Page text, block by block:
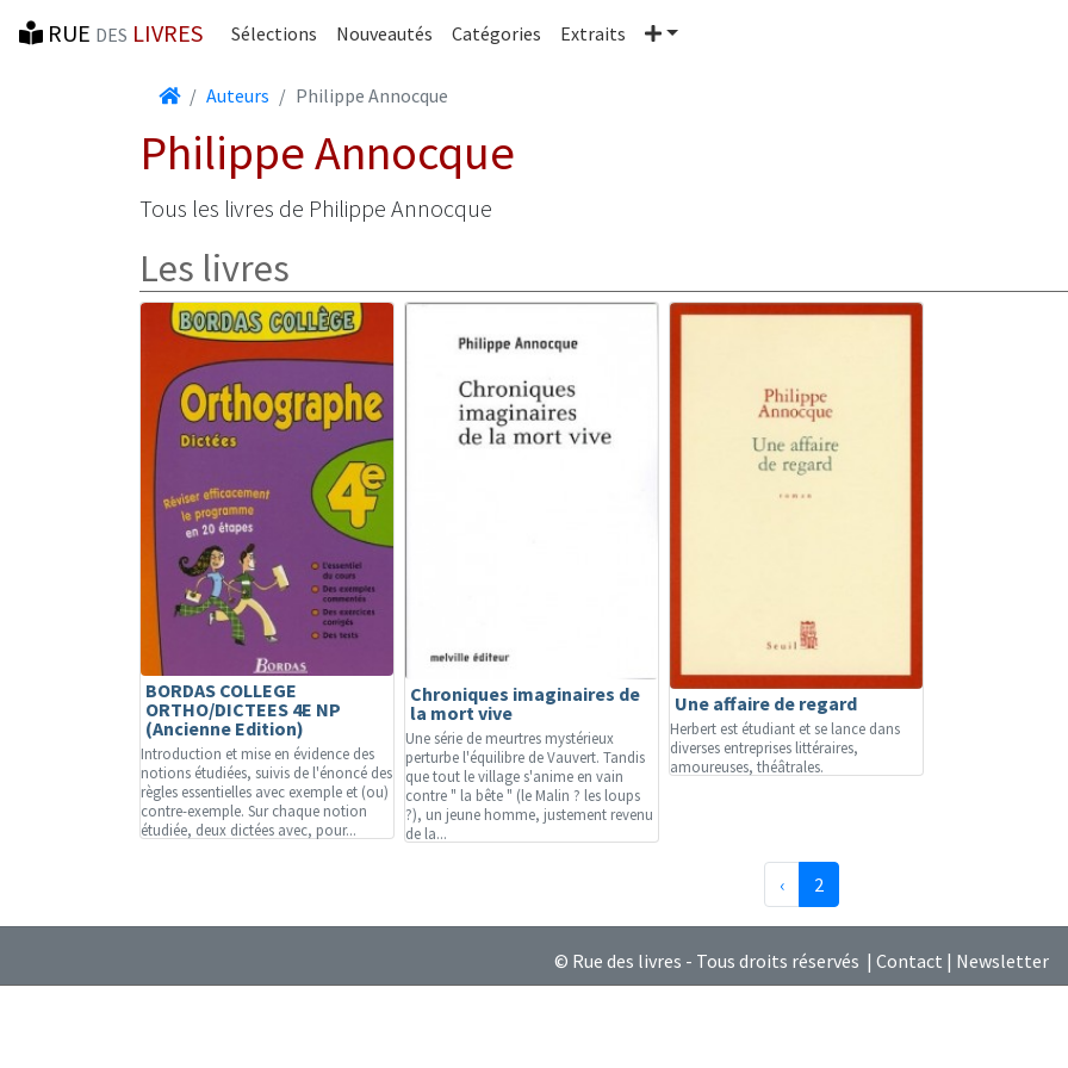
RUE DES LIVRES Sélections Nouveautés Catégories Extraits Plus
AccueilAuteurs Philippe Annocque
Philippe Annocque
Tous les livres de Philippe Annocque
Les livres
BORDAS COLLEGE
ORTHO/DICTEES 4E NP
(Ancienne Edition)
Introduction et mise en évidence des
notions étudiées, suivis de l'énoncé des
règles essentielles avec exemple et (ou)
contre-exemple. Sur chaque notion
étudiée, deux dictées avec, pour...
Chroniques imaginaires de
la mort vive
Une série de meurtres mystérieux
perturbe l'équilibre de Vauvert. Tandis
que tout le village s'anime en vain
contre " la bête " (le Malin ? les loups
?), un jeune homme, justement revenu
de la...
Une affaire de regard
Herbert est étudiant et se lance dans
diverses entreprises littéraires,
amoureuses, théâtrales.
‹Précédente
2(page courante)
© Rue des livres - Tous droits réservés | Contact | Newsletter